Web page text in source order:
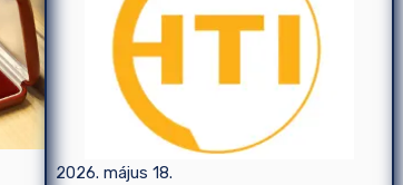
2026. május 18.